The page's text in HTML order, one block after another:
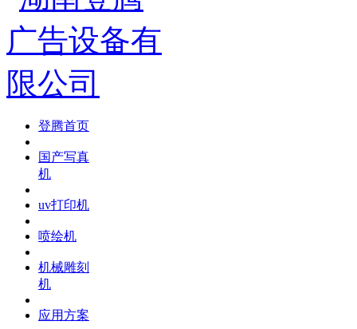
登腾首页
国产写真
机
uv打印机
喷绘机
机械雕刻
机
应用方案